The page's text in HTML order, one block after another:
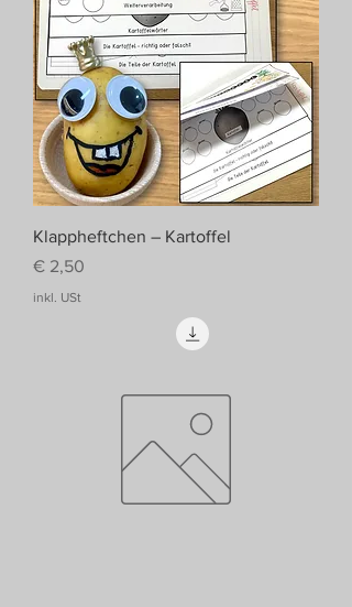
Klappheftchen – Kartoffel
Preis
€ 2,50
inkl. USt